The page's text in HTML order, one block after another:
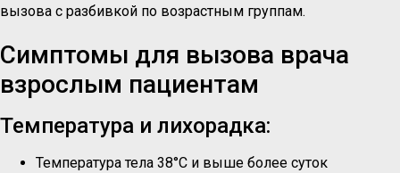
вызова с разбивкой по возрастным группам.
Симптомы для вызова врача
взрослым пациентам
Температура и лихорадка:
Температура тела 38°C и выше более суток